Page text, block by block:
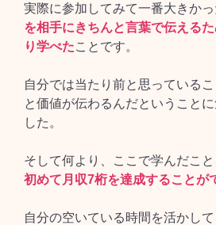
実際に参加してみて一番大きかっ
を相手にきちんと言葉で伝える
り学べたことです。
自分では当たり前と思っている
と価値が伝わるんだということ
した。
そして何より、ここで学んだこと
初めて月収7桁を達成することが
自分の空いている時間を活かして